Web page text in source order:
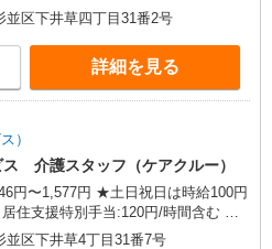
手当:500円/日（1日6時間以上勤務の
住支援特別手当:120円/時給含む ※
・経験等による
並区下井草四丁目31番2号
詳細を見る
）
介護スタッフ（ケアクルー）
円 ★土日祝日は時給100円
居住支援特別手当:120円/時間含む ※
・経験等による
並区下井草4丁目31番7号